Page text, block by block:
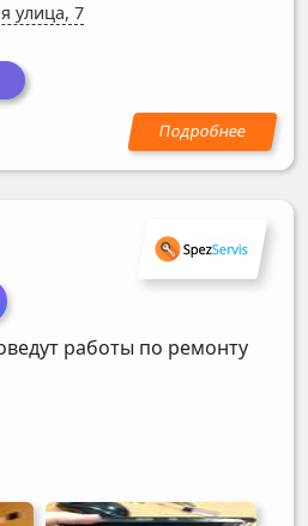
улица, 7
работы по ремонту